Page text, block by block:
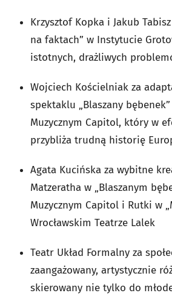
Krzysztof Kopka i Jakub
na faktach” w Instytucie
istotnych, drażliwych
Wojciech Kościelniak za
spektaklu „Blaszany
Muzycznym Capitol, który w
przybliża trudną historię
Agata Kucińska za wybitne
Matzeratha w „Blaszanym
Muzycznym Capitol i Rutki w
Wrocławskim Teatrze Lalek
Teatr Układ Formalny za
zaangażowany, artystycznie
skierowany nie tylko do